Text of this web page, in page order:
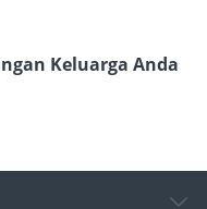
Keluarga Anda